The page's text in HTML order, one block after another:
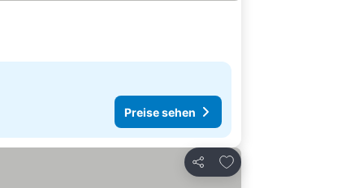
Preise sehen
Teilen
Zu Favoriten hinzufügen